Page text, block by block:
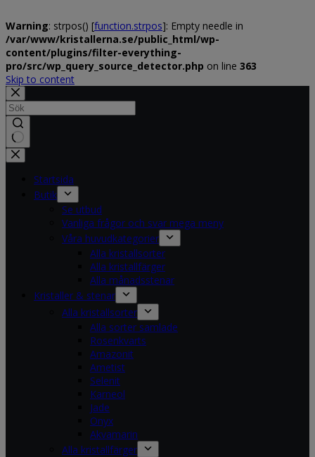
Warning: strpos() [function.strpos]: Empty needle in
/var/www/kristallerna.se/public_html/wp-
content/plugins/filter-everything-
pro/src/wp_query_source_detector.php on line 363
Skip to content
No
results
Startsida
Butik
Se utbud
Vanliga frågor och svar mega meny
Våra huvudkategorier
Alla kristallsorter
Alla kristallfärger
Alla månadsstenar
Kristaller & stenar
Alla kristallsorter
Alla sorter samlade
Rosenkvarts
Amazonit
Ametist
Selenit
Karneol
Jade
Onyx
Akvamarin
Alla kristallfärger